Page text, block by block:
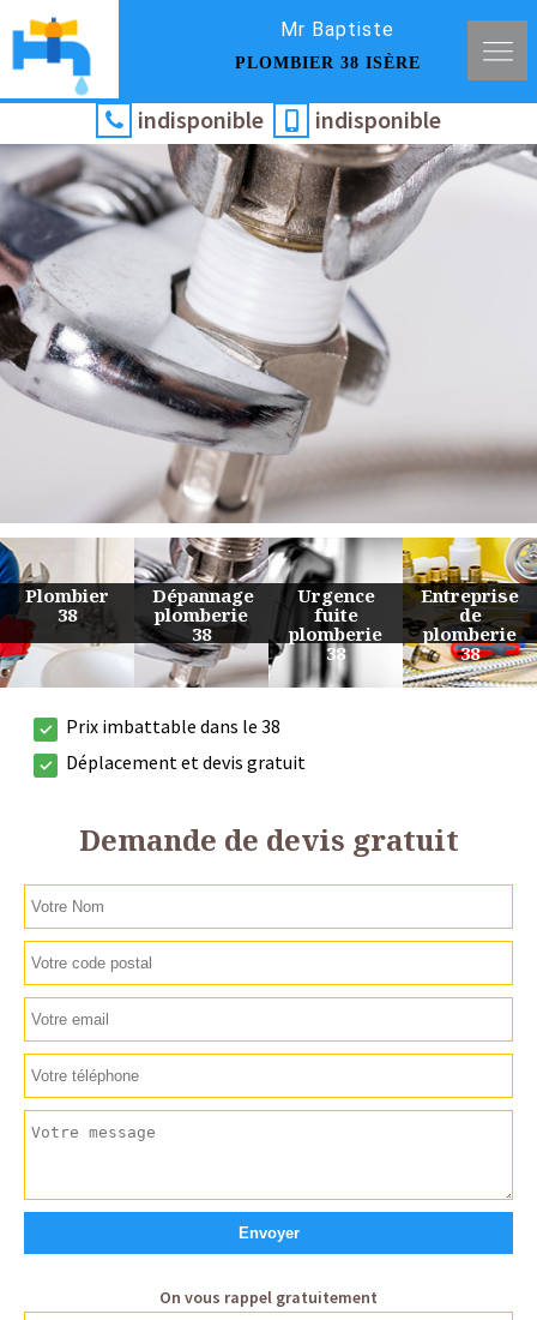
Mr Baptiste
PLOMBIER 38 ISÈRE
indisponible indisponible
Urgence
fuite
plomberie
38
Entreprise
de
plomberie
38
Travaux
de
plomberie
38
Devis
plomberie
38
Prix imbattable dans le 38
Déplacement et devis gratuit
Demande de devis gratuit
On vous rappel gratuitement